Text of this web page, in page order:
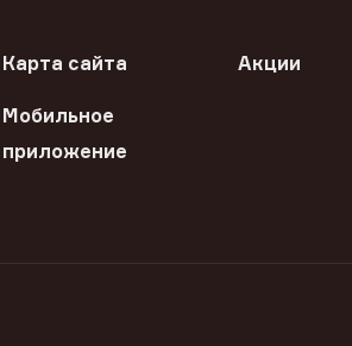
Карта сайта Акции
Мобильное
приложение